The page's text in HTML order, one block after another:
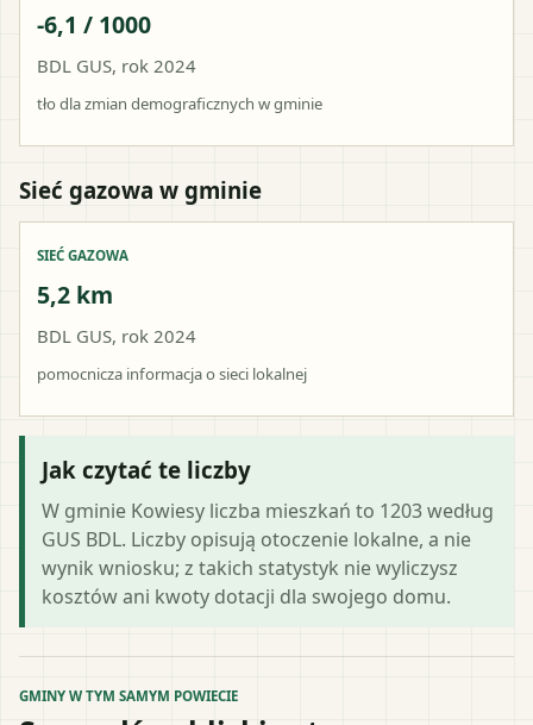
-6,1 / 1000
BDL GUS, rok 2024
tło dla zmian demograficznych w gminie
Sieć gazowa w gminie
SIEĆ GAZOWA
5,2 km
BDL GUS, rok 2024
pomocnicza informacja o sieci lokalnej
Jak czytać te liczby
W gminie Kowiesy liczba mieszkań to 1203 według
GUS BDL. Liczby opisują otoczenie lokalne, a nie
wynik wniosku; z takich statystyk nie wyliczysz
kosztów ani kwoty dotacji dla swojego domu.
GMINY W TYM SAMYM POWIECIE